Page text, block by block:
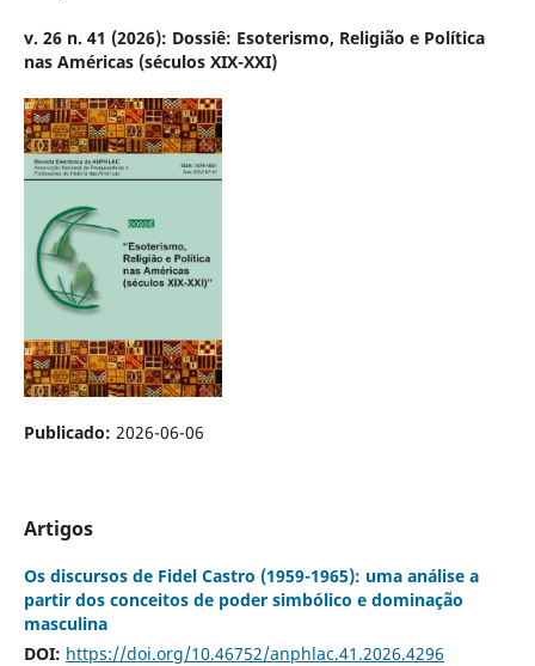
v. 26 n. 41 (2026): Dossiê: Esoterismo, Religião e Política
nas Américas (séculos XIX-XXI)
Publicado: 2026-06-06
Artigos
Os discursos de Fidel Castro (1959-1965): uma análise a
partir dos conceitos de poder simbólico e dominação
masculina
DOI: https://doi.org/10.46752/anphlac.41.2026.4296